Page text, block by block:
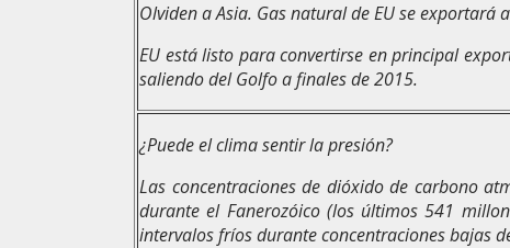
Olviden a Asia. Gas natural de EU se exportará
EU está listo para convertirse en principal
saliendo del Golfo a finales de 2015.
¿Puede el clima sentir la presión?
Las concentraciones de dióxido de carbono
durante el Fanerozóico (los últimos 541
intervalos fríos durante concentraciones bajas